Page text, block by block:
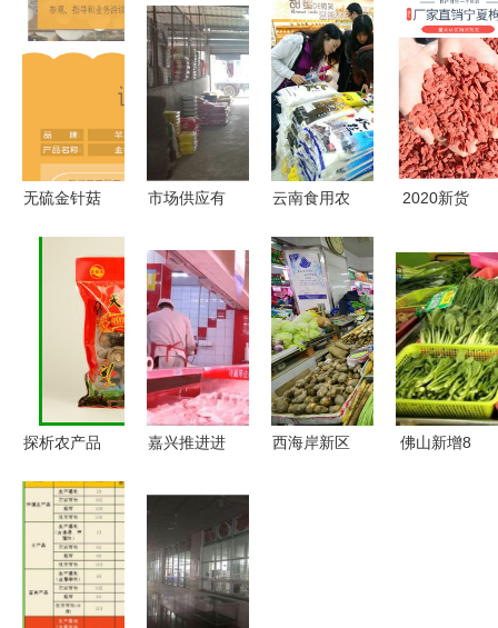
无硫金针菇
食材与工厂
提炼的批发
市场供应有
商务在行动
聚焦食用农
产品批发环
节
云南食用农
场观察 从
田间到餐桌
的安全与流
通
2020新货
宁甲乙特优
级枸杞40斤
散装枸杞整
箱批发 品
质与商机的
完美结合
探析农产品
品批发的发
展路径与经
济影响
嘉兴推进进
让“浙冷
链”成为守
护舌尖安全
西海岸新区
佛山新增8